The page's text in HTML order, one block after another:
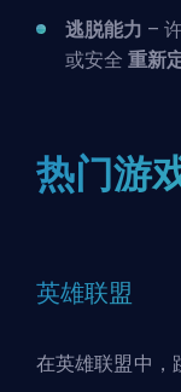
逃脱能力 –
或安全 重新
热门游
英雄联盟
在英雄联盟中，